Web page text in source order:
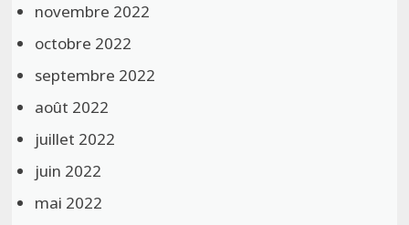
novembre 2022
octobre 2022
septembre 2022
août 2022
juillet 2022
juin 2022
mai 2022